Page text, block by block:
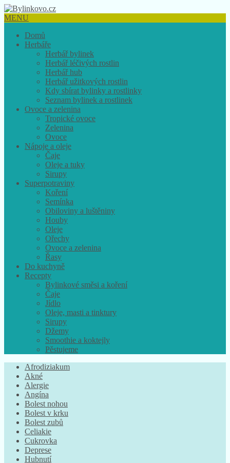
MENU
Domů
Herbáře
Herbář bylinek
Herbář léčivých rostlin
Herbář hub
Herbář užitkových rostlin
Kdy sbírat bylinky a rostlinky
Seznam bylinek a rostlinek
Ovoce a zelenina
Tropické ovoce
Zelenina
Ovoce
Nápoje a oleje
Čaje
Oleje a tuky
Sirupy
Superpotraviny
Koření
Semínka
Obiloviny a luštěniny
Houby
Oleje
Ořechy
Ovoce a zelenina
Řasy
Do kuchyně
Recepty
Bylinkové směsi a koření
Čaje
Jídlo
Oleje, masti a tinktury
Sirupy
Džemy
Smoothie a koktejly
Pěstujeme
Afrodiziakum
Akné
Alergie
Angína
Bolest nohou
Bolest v krku
Bolest zubů
Celiakie
Cukrovka
Deprese
Hubnutí